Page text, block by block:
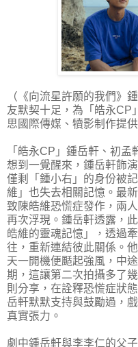
（《向流星許願的我們》
友默契十足，為「皓永CP
思國際傳媒、犢影制作提供
「皓永CP」鍾岳軒、初
想到一覺醒來，鍾岳軒飾
僅剩「鍾小右」的身份被
維」也失去相關記憶。最
致陳皓維恐慌症發作，兩
再次浮現。鍾岳軒透露，
皓維的靈魂記憶」，透過
往，重新連結彼此關係。
天一開機便颳起強風，中
期，這讓第二次拍攝多了
則分享，在詮釋恐慌症狀
岳軒默默支持與鼓勵過，
真實張力。
劇中鍾岳軒與李李仁的父